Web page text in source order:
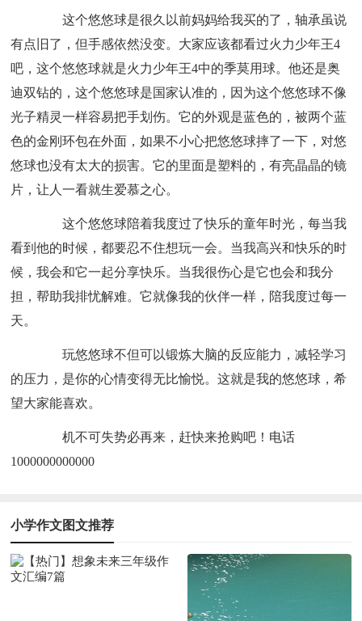
这个悠悠球是很久以前妈妈给我买的了，轴承虽说
有点旧了，但手感依然没变。大家应该都看过火力少年王4
吧，这个悠悠球就是火力少年王4中的季莫用球。他还是奥
迪双钻的，这个悠悠球是国家认准的，因为这个悠悠球不像
光子精灵一样容易把手划伤。它的外观是蓝色的，被两个蓝
色的金刚环包在外面，如果不小心把悠悠球摔了一下，对悠
悠球也没有太大的损害。它的里面是塑料的，有亮晶晶的镜
片，让人一看就生爱慕之心。
这个悠悠球陪着我度过了快乐的童年时光，每当我
看到他的时候，都要忍不住想玩一会。当我高兴和快乐的时
候，我会和它一起分享快乐。当我很伤心是它也会和我分
担，帮助我排忧解难。它就像我的伙伴一样，陪我度过每一
天。
玩悠悠球不但可以锻炼大脑的反应能力，减轻学习
的压力，是你的心情变得无比愉悦。这就是我的悠悠球，希
望大家能喜欢。
机不可失势必再来，赶快来抢购吧！电话
1000000000000
小学作文图文推荐